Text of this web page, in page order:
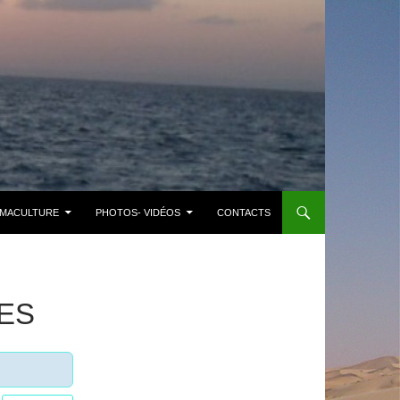
PHOTOS- VIDÉOS CONTACTS